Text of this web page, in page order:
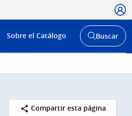
Menú
de
Sobre el Catálogo
Abrir
buscador
Buscar
Compartir esta página